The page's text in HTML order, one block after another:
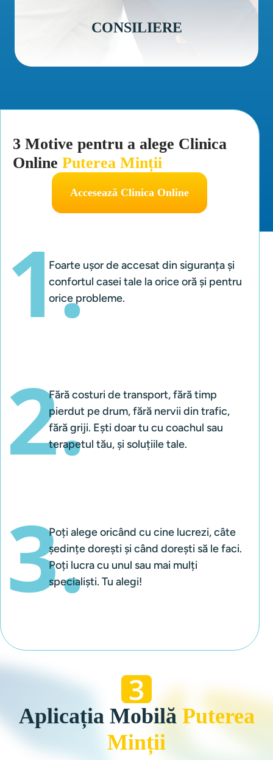
CONSILIERE
3 Motive pentru a alege Clinica
Online Puterea Minții
Accesează Clinica Online
1.Foarte ușor de accesat din siguranța și
confortul casei tale la orice oră și pentru
orice probleme.
2.Fără costuri de transport, fără timp
pierdut pe drum, fără nervii din trafic,
fără griji. Ești doar tu cu coachul sau
terapetul tău, și soluțiile tale.
3.Poți alege oricând cu cine lucrezi, câte
ședințe dorești și când dorești să le faci.
Poți lucra cu unul sau mai mulți
specialiști. Tu alegi!
3
Aplicația Mobilă Puterea
Minții